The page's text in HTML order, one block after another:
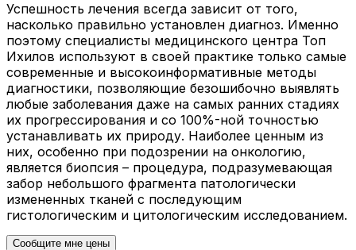
Успешность лечения всегда зависит от того,
насколько правильно установлен диагноз. Именно
поэтому специалисты медицинского центра Топ
Ихилов используют в своей практике только самые
современные и высокоинформативные методы
диагностики, позволяющие безошибочно выявлять
любые заболевания даже на самых ранних стадиях
их прогрессирования и со 100%-ной точностью
устанавливать их природу. Наиболее ценным из
них, особенно при подозрении на онкологию,
является биопсия – процедура, подразумевающая
забор небольшого фрагмента патологически
измененных тканей с последующим
гистологическим и цитологическим исследованием.
Сообщите мне цены